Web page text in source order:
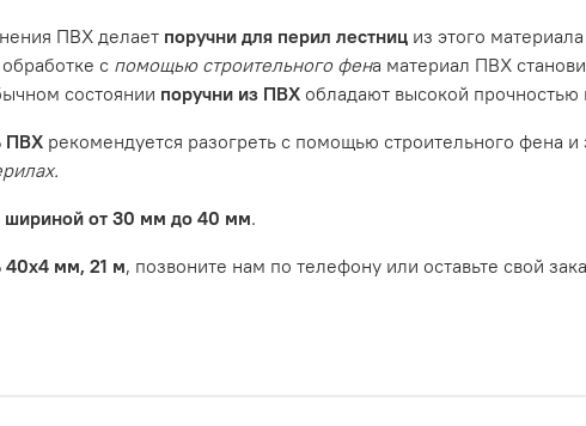
ПВХ делает поручни для перил лестниц из этого
с помощью строительного фена материал ПВХ
состоянии поручни из ПВХ обладают высокой
ПВХ рекомендуется разогреть с помощью строительного фена
шириной от 30 мм до 40 мм.
40х4 мм, 21 м, позвоните нам по телефону или оставьте свой